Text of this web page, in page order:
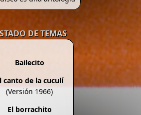
DE TEMAS
Bailecito
canto de la cuculí
(Versión 1966)
El borrachito